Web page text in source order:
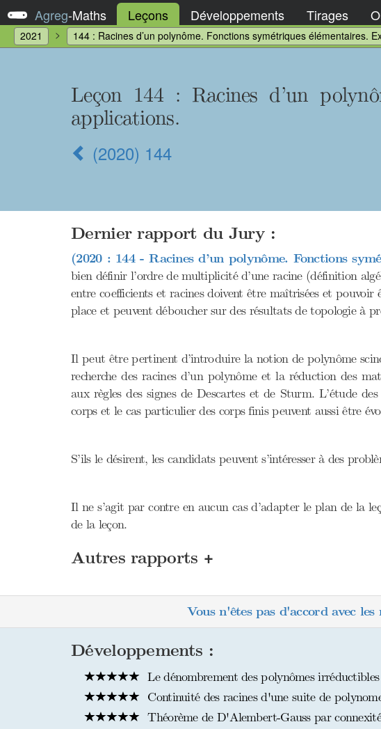
Agreg-Maths Leçons Développements Tirages
2021 144 : Racines d’un polynôme. Fonctions symétriques élémentaires.
Leçon 144 : Racines d’un
applications.
(2020) 144
Dernier rapport du Jury :
(2020 : 144 - Racines d’un polynôme. Fonctions
bien définir l’ordre de multiplicité d’une racine (définition
entre coefficients et racines doivent être maîtrisées et
place et peuvent déboucher sur des résultats de topologie à
Il peut être pertinent d’introduire la notion de polynôme
recherche des racines d’un polynôme et la réduction des
aux règles des signes de Descartes et de Sturm. L’étude
corps et le cas particulier des corps finis peuvent aussi être
S’ils le désirent, les candidats peuvent s’intéresser à des
Il ne s’agit par contre en aucun cas d’adapter le plan de la
de la leçon.
Autres rapports +
Vous n'êtes pas d'accord avec
Développements :
Le dénombrement des polynômes
Continuité des racines d'une suite de
Théorème de D'Alembert-Gauss par